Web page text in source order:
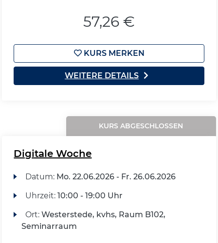
57,26 €
KURS MERKEN
WEITERE DETAILS
KURS ABGESCHLOSSEN
Digitale Woche
Datum: Mo. 22.06.2026 - Fr. 26.06.2026
Uhrzeit: 10:00 - 19:00 Uhr
Ort: Westerstede, kvhs, Raum B102,
Seminarraum